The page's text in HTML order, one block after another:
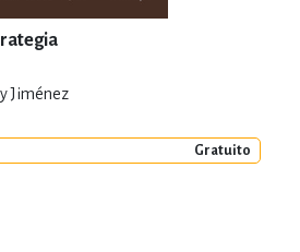
Jiménez
Gratuito